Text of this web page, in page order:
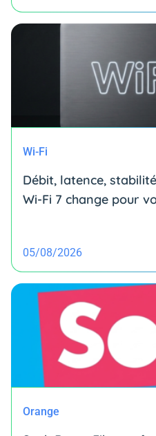
Wi-Fi
Débit, latence,
Wi-Fi 7 change pour
05/08/2026
Orange